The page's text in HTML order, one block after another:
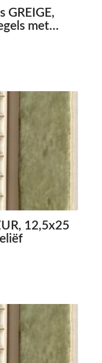
GREIGE,
met
12,5x25